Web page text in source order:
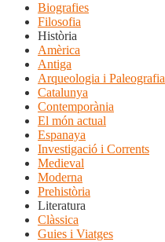
Biografies
Filosofia
Història
Amèrica
Antiga
Arqueologia i Paleografia
Catalunya
Contemporània
El món actual
Espanaya
Investigació i Corrents
Medieval
Moderna
Prehistòria
Literatura
Clàssica
Guies i Viatges